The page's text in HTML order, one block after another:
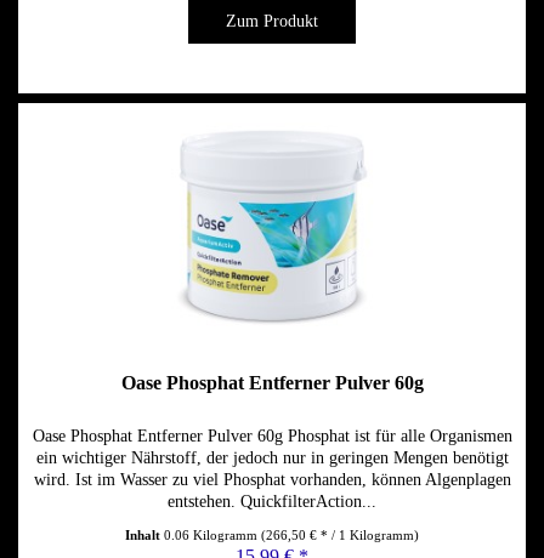
Zum Produkt
Oase Phosphat Entferner Pulver 60g
Oase Phosphat Entferner Pulver 60g Phosphat ist für alle Organismen
ein wichtiger Nährstoff, der jedoch nur in geringen Mengen benötigt
wird. Ist im Wasser zu viel Phosphat vorhanden, können Algenplagen
entstehen. QuickfilterAction...
Inhalt0.06 Kilogramm(266,50 € * / 1 Kilogramm)